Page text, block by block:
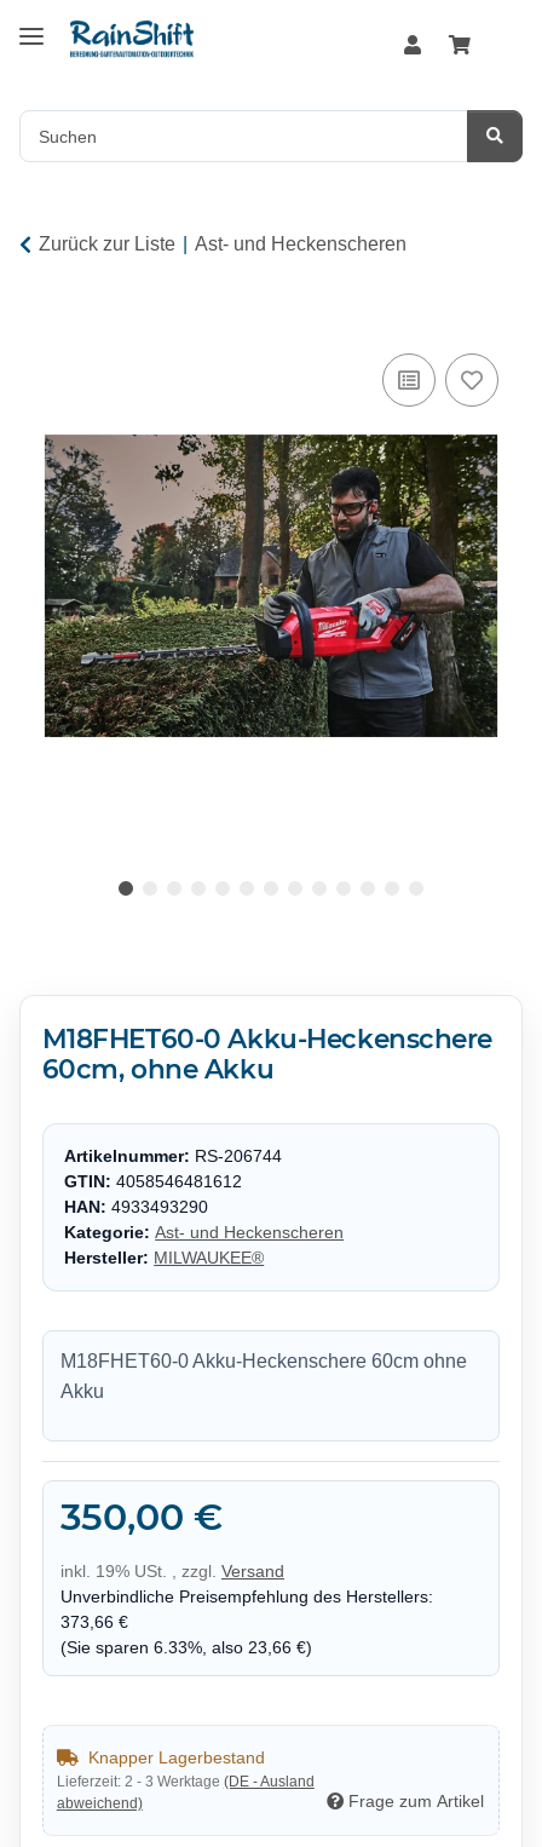
Zurück zur Liste Ast- und Heckenscheren
M18FHET60-0 Akku-Heckenschere
60cm, ohne Akku
Artikelnummer: RS-206744
GTIN: 4058546481612
HAN: 4933493290
Kategorie:Ast- und Heckenscheren
Hersteller: MILWAUKEE®
M18FHET60-0 Akku-Heckenschere 60cm ohne
Akku
350,00 €
inkl. 19% USt. , zzgl. Versand
Unverbindliche Preisempfehlung des Herstellers:
373,66 €
(Sie sparen 6.33%, also 23,66 €)
Knapper Lagerbestand
Lieferzeit: 2 - 3 Werktage (DE - Ausland
abweichend)
Frage zum Artikel